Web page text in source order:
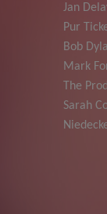
Jan
Pur
Bob
Mark
The
Sarah